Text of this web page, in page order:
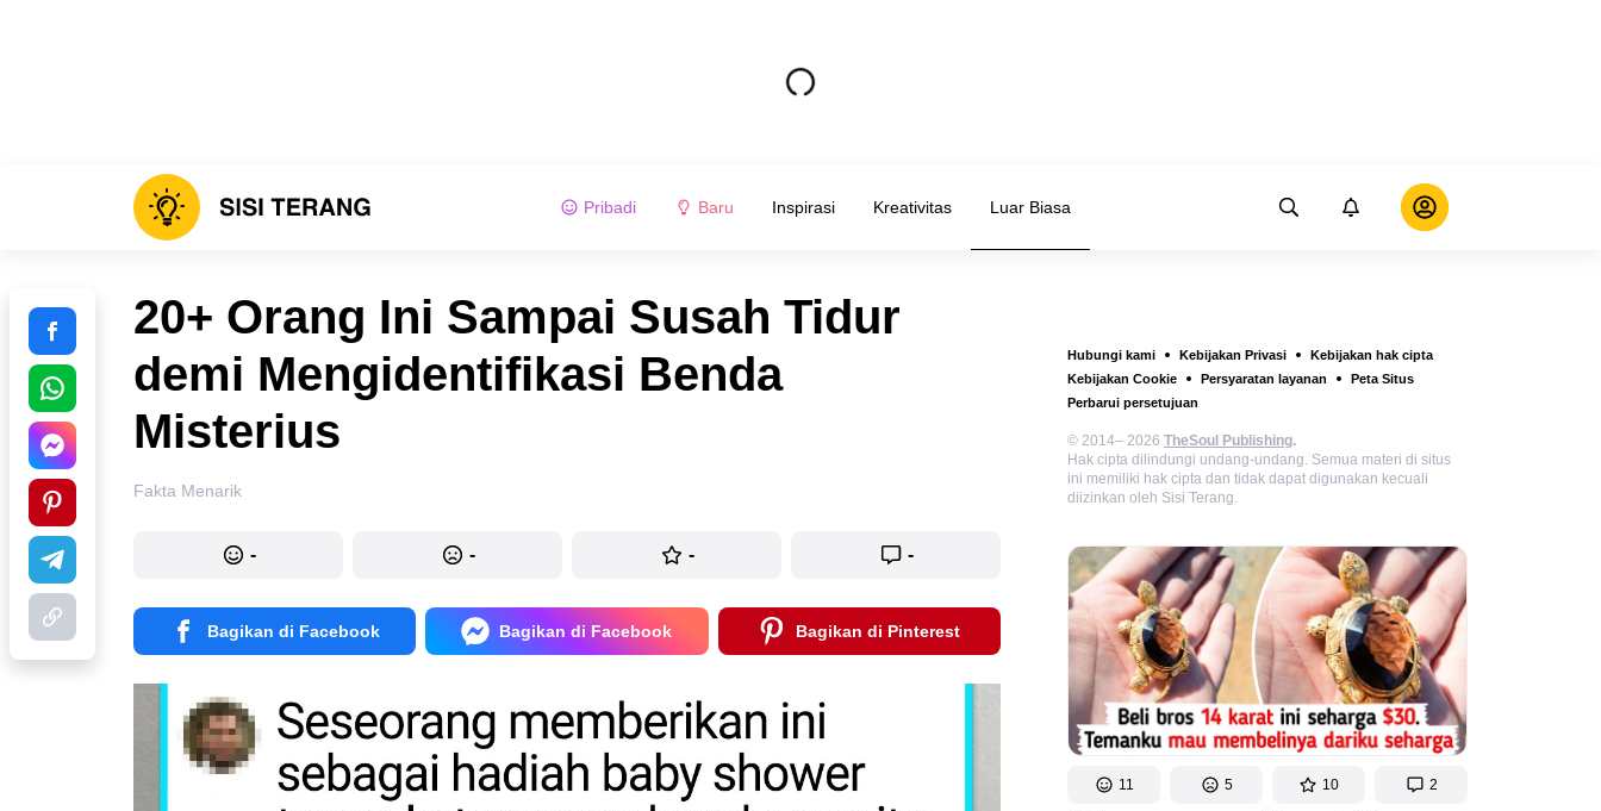
Pribadi Baru Inspirasi Kreativitas Luar Biasa
Hubungi kami Kebijakan Privasi
Kebijakan hak cipta
Kebijakan Cookie
Persyaratan layanan
Peta Situs
Perbarui persetujuan
© 2014– 2026 TheSoul Publishing.
Hak cipta dilindungi undang-undang. Semua materi di situs
ini memiliki hak cipta dan tidak dapat digunakan kecuali
diizinkan oleh Sisi Terang.
11 5 10 2
20+ Orang Ini Sampai Susah Tidur
demi Mengidentifikasi Benda
Misterius
Fakta Menarik
- - - -
Bagikan di Facebook Bagikan di Facebook Bagikan di Pinterest